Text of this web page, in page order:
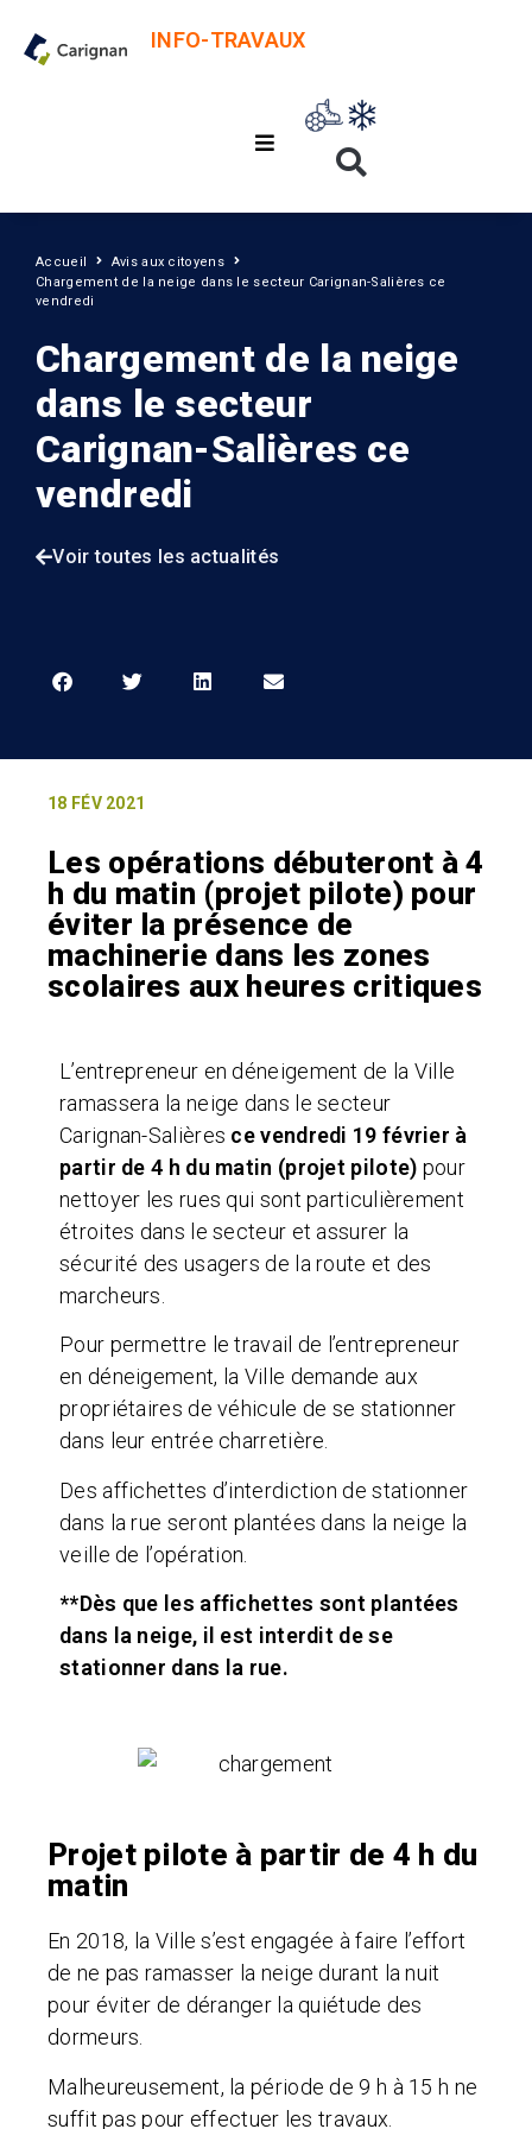
INFO-TRAVAUX
Accueil
Avis aux citoyens
Chargement de la neige dans le secteur Carignan-Salières ce
vendredi
Chargement de la neige
dans le secteur
Carignan-Salières ce
vendredi
Voir toutes les actualités
18 FÉV 2021
Les opérations débuteront à 4
h du matin (projet pilote) pour
éviter la présence de
machinerie dans les zones
scolaires aux heures critiques
L’entrepreneur en déneigement de la Ville
ramassera la neige dans le secteur
Carignan-Salières ce vendredi 19 février à
partir de 4 h du matin (projet pilote) pour
nettoyer les rues qui sont particulièrement
étroites dans le secteur et assurer la
sécurité des usagers de la route et des
marcheurs.
Pour permettre le travail de l’entrepreneur
en déneigement, la Ville demande aux
propriétaires de véhicule de se stationner
dans leur entrée charretière.
Des affichettes d’interdiction de stationner
dans la rue seront plantées dans la neige la
veille de l’opération.
**Dès que les affichettes sont plantées
dans la neige, il est interdit de se
stationner dans la rue.
Projet pilote à partir de 4 h du
matin
En 2018, la Ville s’est engagée à faire l’effort
de ne pas ramasser la neige durant la nuit
pour éviter de déranger la quiétude des
dormeurs.
Malheureusement, la période de 9 h à 15 h ne
suffit pas pour effectuer les travaux.